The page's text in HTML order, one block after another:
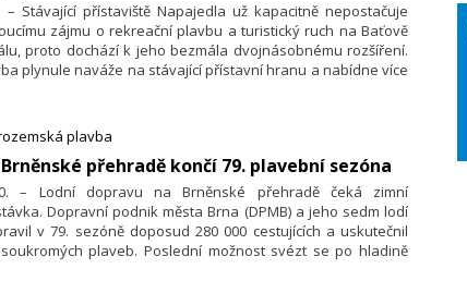
– Stávající přístaviště Napajedla už kapacitně nepostačuje
zájmu o rekreační plavbu a turistický ruch na Baťově
proto dochází k jeho bezmála dvojnásobnému rozšíření.
plynule naváže na stávající přístavní hranu a nabídne více
plavba
přehradě končí 79. plavební sezóna
– Lodní dopravu na Brněnské přehradě čeká zimní
Dopravní podnik města Brna (DPMB) a jeho sedm lodí
v 79. sezóně doposud 280 000 cestujících a uskutečnil
plaveb. Poslední možnost svézt se po hladině